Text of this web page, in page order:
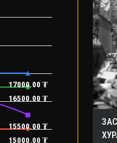
16500.00 ₮
15000.00 ₮
15500.00 ₮
17000.00 ₮